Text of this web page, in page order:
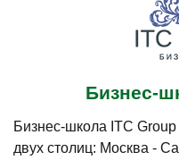
Бизнес-
Бизнес-школа ITC
двух столиц: Москва -